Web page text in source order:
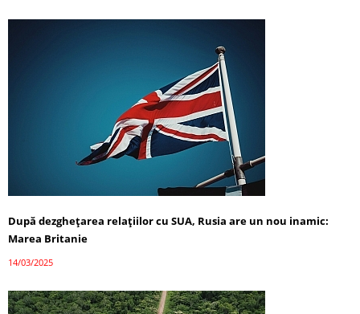
După dezghețarea relațiilor cu SUA, Rusia are un nou inamic:
Marea Britanie
14/03/2025